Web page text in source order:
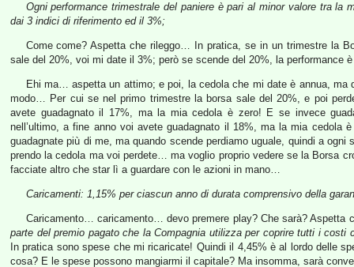
Ogni performance trimestrale del paniere è pari al minor valore tra la
dai 3 indici di riferimento ed il 3%;
Come come? Aspetta che rileggo… In pratica, se in un trimestre la
sale del 20%, voi mi date il 3%; però se scende del 20%, la performance
Ehi ma… aspetta un attimo; e poi, la cedola che mi date è annua,
modo… Per cui se nel primo trimestre la borsa sale del 20%, e poi
avete guadagnato il 17%, ma la mia cedola è zero! E se invece
nell’ultimo, a fine anno voi avete guadagnato il 18%, ma la mia
guadagnate più di me, ma quando scende perdiamo uguale, quindi a
prendo la cedola ma voi perdete… ma voglio proprio vedere se la Borsa
facciate altro che star lì a guardare con le azioni in mano…
Caricamenti: 1,15% per ciascun anno di durata comprensivo della
Caricamento… caricamento… devo premere play? Che sarà?
parte del premio pagato che la Compagnia utilizza per coprire tutti i
In pratica sono spese che mi ricaricate! Quindi il 4,45% è al lordo delle
cosa? E le spese possono mangiarmi il capitale? Ma insomma, sarà